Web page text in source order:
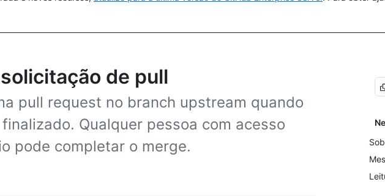
de pull
pull request no branch upstream quando
Qualquer pessoa com acesso
pode completar o merge.